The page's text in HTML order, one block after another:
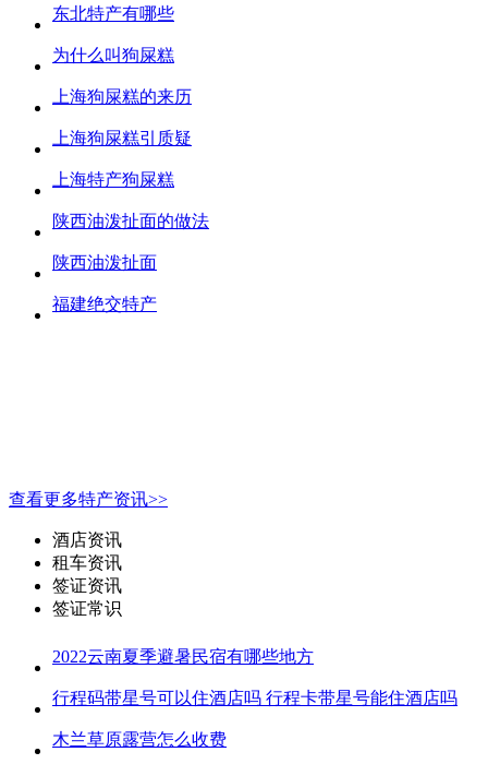
东北特产有哪些
为什么叫狗屎糕
上海狗屎糕的来历
上海狗屎糕引质疑
上海特产狗屎糕
陕西油泼扯面的做法
陕西油泼扯面
福建绝交特产
查看更多特产资讯>>
酒店资讯
租车资讯
签证资讯
签证常识
2022云南夏季避暑民宿有哪些地方
行程码带星号可以住酒店吗 行程卡带星号能住酒店吗
木兰草原露营怎么收费